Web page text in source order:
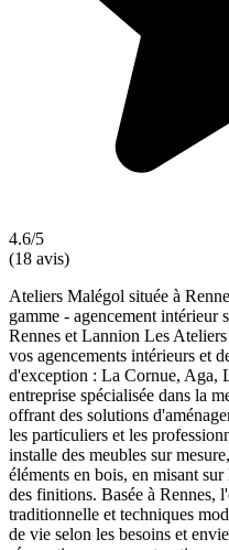
4.6/5
(18 avis)
Ateliers Malégol située à
gamme - agencement intérieur
Rennes et Lannion Les
vos agencements intérieurs et
d'exception : La Cornue, Aga,
entreprise spécialisée dans la
offrant des solutions
les particuliers et les
installe des meubles sur
éléments en bois, en misant
des finitions. Basée à Rennes,
traditionnelle et techniques
de vie selon les besoins et